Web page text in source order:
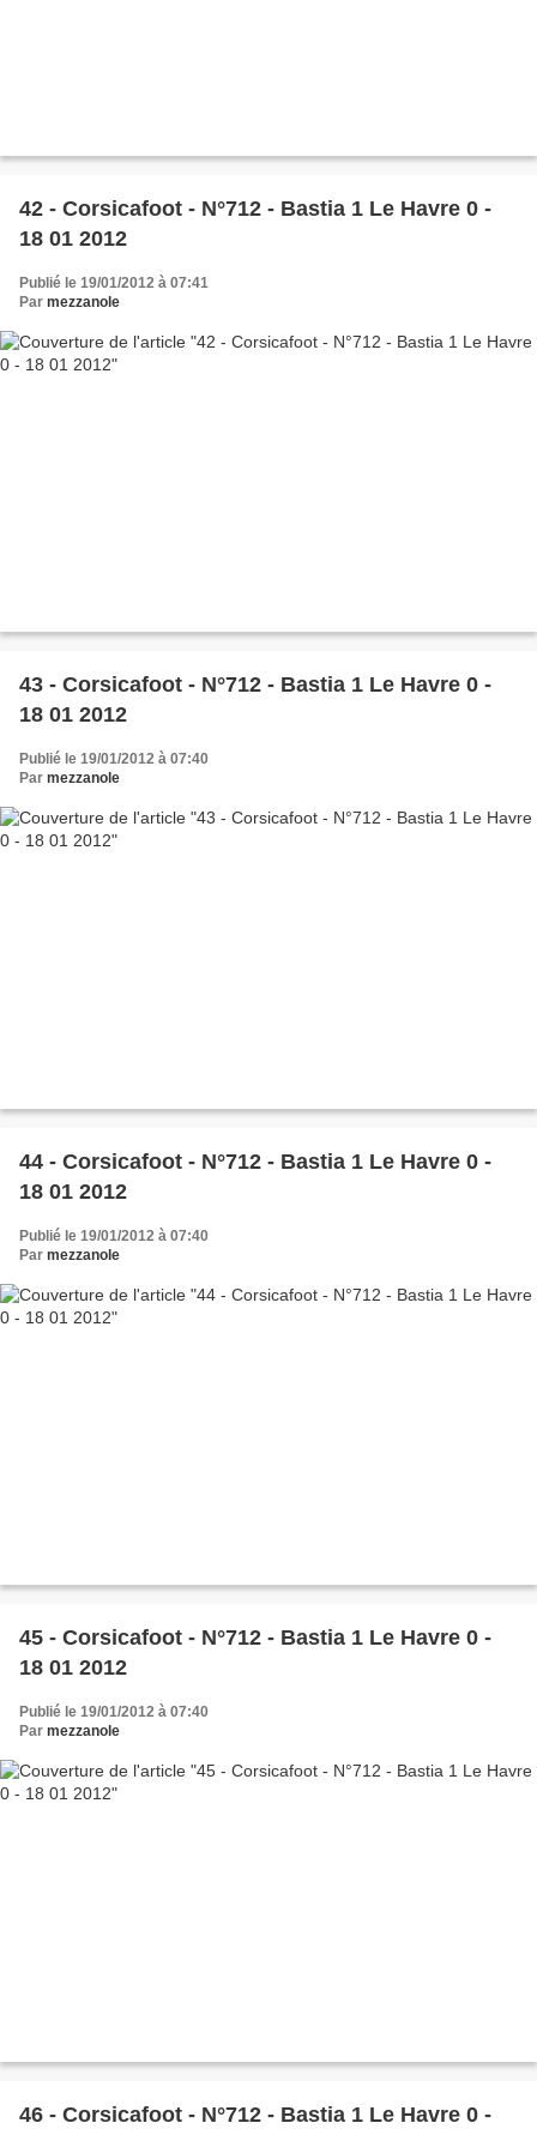
42 - Corsicafoot - N°712 - Bastia 1 Le Havre 0 -
18 01 2012
Publié le 19/01/2012 à 07:41
Par mezzanole
43 - Corsicafoot - N°712 - Bastia 1 Le Havre 0 -
18 01 2012
Publié le 19/01/2012 à 07:40
Par mezzanole
44 - Corsicafoot - N°712 - Bastia 1 Le Havre 0 -
18 01 2012
Publié le 19/01/2012 à 07:40
Par mezzanole
45 - Corsicafoot - N°712 - Bastia 1 Le Havre 0 -
18 01 2012
Publié le 19/01/2012 à 07:40
Par mezzanole
46 - Corsicafoot - N°712 - Bastia 1 Le Havre 0 -